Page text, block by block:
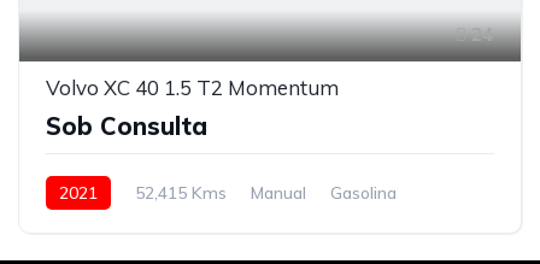
24
Volvo XC 40 1.5 T2 Momentum
Sob Consulta
2021 52,415 Kms Manual Gasolina